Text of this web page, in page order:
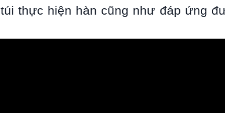
thực hiện hàn cũng như đáp ứng